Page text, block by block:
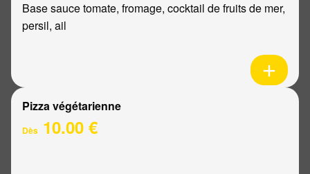
Base sauce tomate, fromage, cocktail de fruits de mer,
persil, ail
Pizza végétarienne
Dès 10.00 €